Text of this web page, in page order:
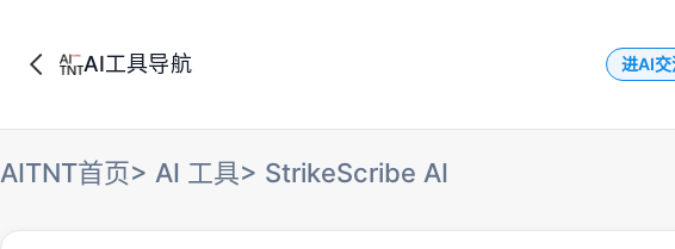
AI工具导航 进AI交
AITNT首页> AI 工具> StrikeScribe AI